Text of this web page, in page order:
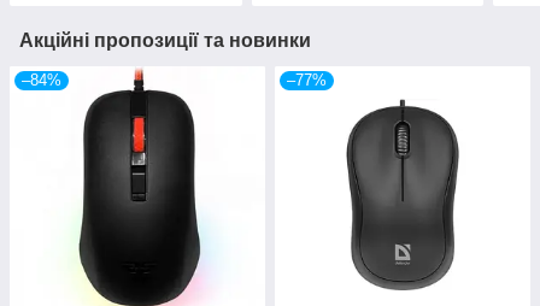
Акційні пропозиції та новинки
–84% –77%